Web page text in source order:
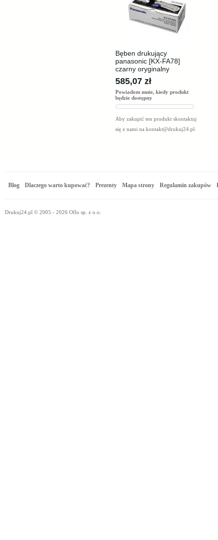
Bęben drukujący
panasonic [KX-FA78]
czarny oryginalny
585,07 zł
Powiadom mnie, kiedy produkt
będzie dostępny
Aby zakupić ten produkt skontaktuj
się z nami na kontakt@drukuj24.pl
Blog Dlaczego warto kupować? Prezenty Mapa strony Regulamin zakupów
Drukuj24.pl © 2005 - 2026 Oflo sp. z o.o.